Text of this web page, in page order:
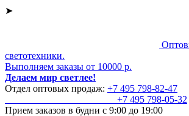
➤
светотехники.
Выполняем заказы от 10000 р.
Делаем мир светлее!
Отдел оптовых продаж: +7 495 798-82-47
+7 495 798-05-32
Прием заказов в будни с 9:00 до 19:00